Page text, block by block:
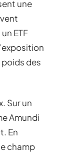
une
ETF
poids des
Sur un
Amundi
En
champ